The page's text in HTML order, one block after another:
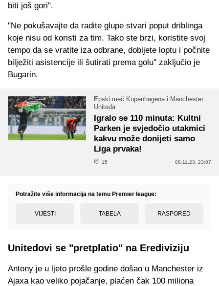
biti još gori".
"Ne pokušavajte da radite glupe stvari poput driblinga
koje nisu od koristi za tim. Tako ste brzi, koristite svoj
tempo da se vratite iza odbrane, dobijete loptu i počnite
bilježiti asistencije ili šutirati prema golu" zaključio je
Bugarin.
Epski meč Kopenhagena i Manchester
Uniteda
Igralo se 110 minuta: Kultni
Parken je svjedočio utakmici
kakvu može donijeti samo
Liga prvaka!
15 08.11.23. 23:07
Potražite više informacija na temu Premier league:
VIJESTI TABELA RASPORED
Unitedovi se "pretplatio" na Erediviziju
Antony je u ljeto prošle godine došao u Manchester iz
Ajaxa kao veliko pojačanje, plaćen čak 100 miliona